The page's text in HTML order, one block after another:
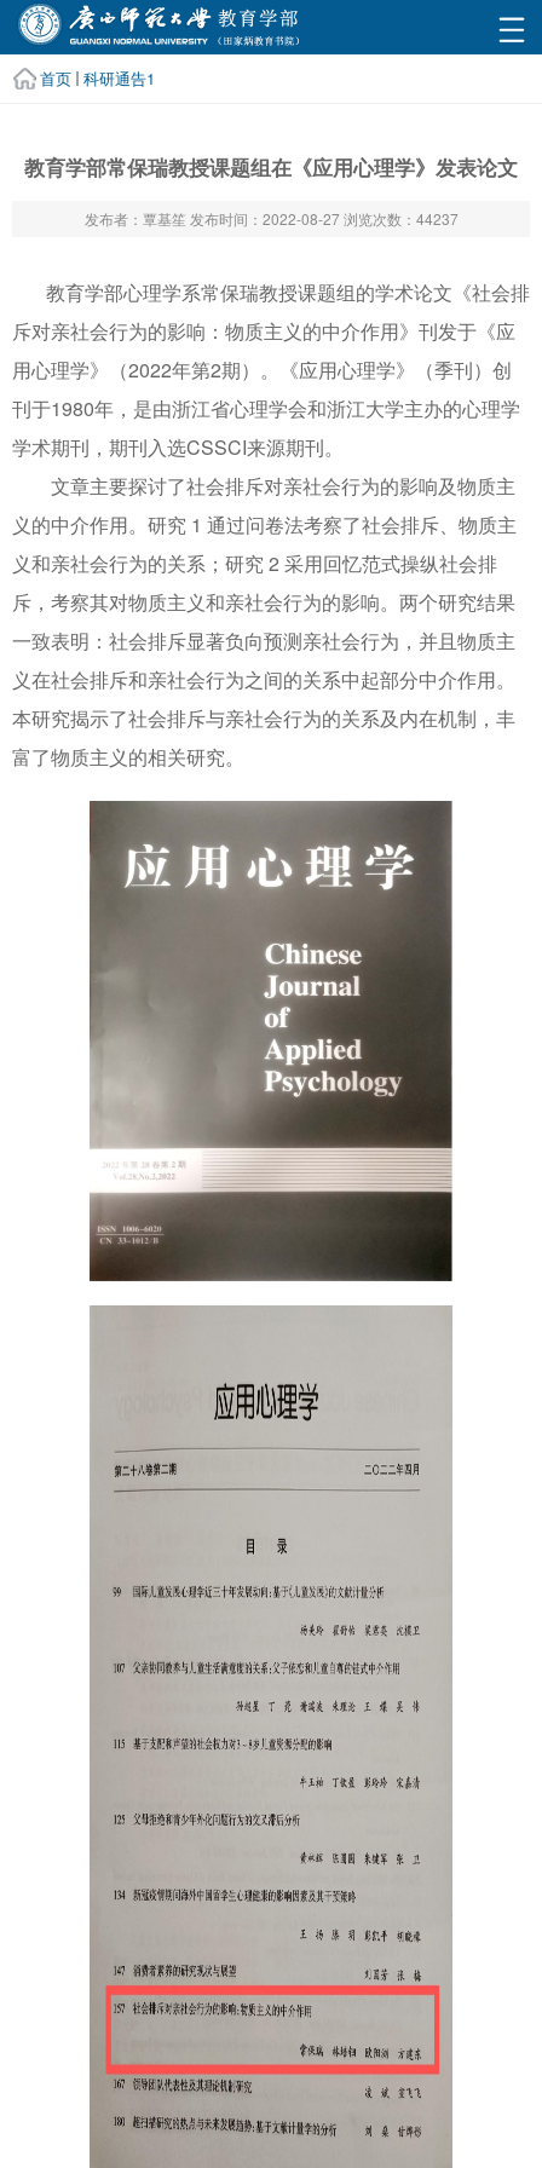
首页 科研通告1
教育学部常保瑞教授课题组在《应用心理学》发表论文
发布者：覃基笙 发布时间：2022-08-27 浏览次数： 44237
教育学部心理学系常保瑞教授课题组的学术论文《社会排
斥对亲社会行为的影响：物质主义的中介作用》刊发于《应
用心理学》（2022年第2期）。《应用心理学》（季刊）创
刊于1980年，是由浙江省心理学会和浙江大学主办的心理学
学术期刊，期刊入选CSSCI来源期刊。
文章主要探讨了社会排斥对亲社会行为的影响及物质主
义的中介作用。研究 1 通过问卷法考察了社会排斥、物质主
义和亲社会行为的关系；研究 2 采用回忆范式操纵社会排
斥，考察其对物质主义和亲社会行为的影响。两个研究结果
一致表明：社会排斥显著负向预测亲社会行为，并且物质主
义在社会排斥和亲社会行为之间的关系中起部分中介作用。
本研究揭示了社会排斥与亲社会行为的关系及内在机制，丰
富了物质主义的相关研究。